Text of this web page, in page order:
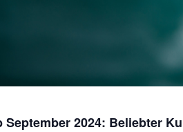
September 2024: Beliebter